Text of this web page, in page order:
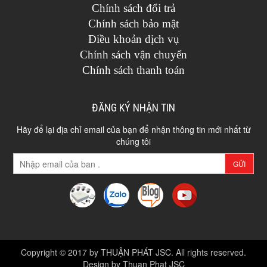
Chính sách đổi trả
Chính sách bảo mật
Điều khoản dịch vụ
Chính sách vận chuyển
Chính sách thanh toán
ĐĂNG KÝ NHẬN TIN
Hãy để lại địa chỉ email của bạn để nhận thông tin mới nhất từ
chúng tôi
GỬI
Copyright © 2017 by THUẬN PHÁT JSC. All rights reserved.
Design by Thuan Phat JSC